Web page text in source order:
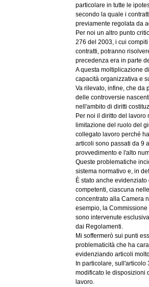
particolare in tutte le
secondo la quale i
previamente regolata da
Per noi un altro punto
276 del 2003, i cui
contratti, potranno
precedenza era in parte
A questa moltiplicazione
capacità organizzativa e
Va rilevato, infine, che da
delle controversie
nell'ambito di diritti
Per noi il diritto del lavoro
limitazione del ruolo del
collegato lavoro perché
articoli sono passati da 9
provvedimento e l'alto
Queste problematiche
sistema normativo e, in
È stato anche
competenti, ciascuna
concentrato alla Camera
esempio, la
sono intervenute
dai Regolamenti.
Mi soffermerò sui punti
problematicità che ha
evidenziando articoli
In particolare,
modificato le disposizioni
lavoro.